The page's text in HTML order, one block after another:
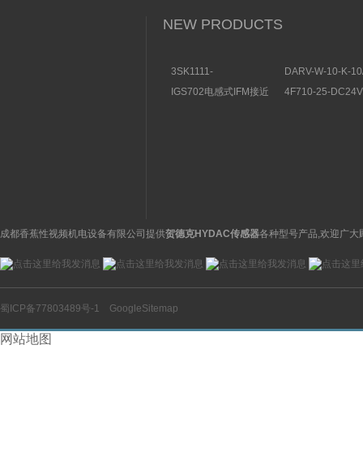
NEW PRODUCTS
3SK1111-
关特点及功能
DARV-W-10-K-
构分析
IGS702电感式IFM接近
4F710-25-
成都香蕉性视频机电设备有限公司提供贺德克HYDAC传感器各种型号产品,欢迎广大
蜀ICP备77803489号-1 GoogleSitemap
网站地图